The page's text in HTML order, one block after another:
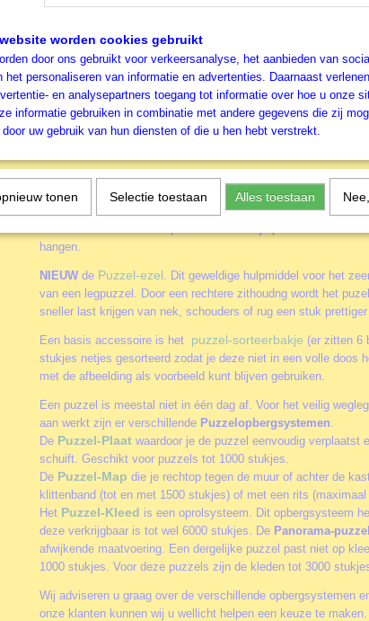
toonaangevend merk in educatieve games en
landenover de hele wereld, en is daarmee een
categorieën Puzzels en Spellen. Het merk Educa
De Educa catalogus biedt een enormrijk
leeftijden. Zoals ook deze legpuzzel van Educa
Amsterdam
Accessoires
Door het gebruik van de diverse accessoires kun je het
alleen of samen aan een puzzel werkt. Of je puzzels vaker wil
hangen.
NIEUW de Puzzel-ezel. Dit geweldige hulpmiddel voor het
van een legpuzzel. Door een rechtere zithoudng wordt het
sneller last krijgen van nek, schouders of rug een stuk prettiger
Een basis accessoire is het puzzel-sorteerbakje (er zitten 6
stukjes netjes gesorteerd zodat je deze niet in een volle doos
met de afbeelding als voorbeeld kunt blijven gebruiken.
Een puzzel is meestal niet in één dag af. Voor het veilig
aan werkt zijn er verschillende Puzzelopbergsystemen.
De Puzzel-Plaat waardoor je de puzzel eenvoudig verplaatst
schuift. Geschikt voor puzzels tot 1000 stukjes.
De Puzzel-Map die je rechtop tegen de muur of achter de
klittenband (tot en met 1500 stukjes) of met een rits
Het Puzzel-Kleed is een oprolsysteem. Dit opbergsysteem
deze verkrijgbaar is tot wel 6000 stukjes. De Panorama-
afwijkende maatvoering. Een dergelijke puzzel past niet op
1000 stukjes. Voor deze puzzels zijn de kleden tot 3000
Wij adviseren u graag over de verschillende opbergsystemen
onze klanten kunnen wij u wellicht helpen een keuze te
worden cookies gebruikt
door ons gebruikt voor verkeersanalyse, het aanbieden van
het personaliseren van informatie en advertenties. Daarnaast
en analysepartners toegang tot informatie over hoe u onze
informatie gebruiken in combinatie met andere gegevens die zij
uw gebruik van hun diensten of die u hen hebt verstrekt.
tonen Selectie toestaan Alles toestaan